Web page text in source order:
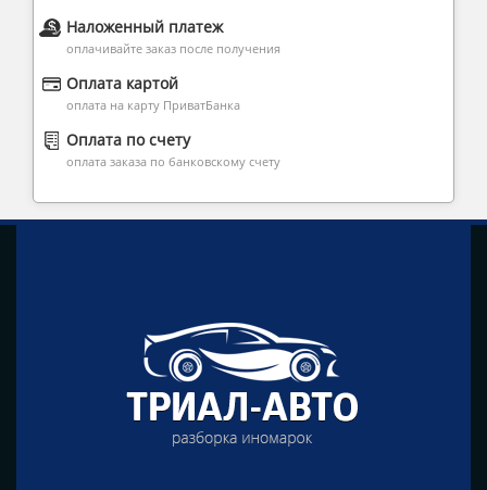
Наложенный платеж
оплачивайте заказ после получения
Оплата картой
оплата на карту ПриватБанка
Оплата по счету
оплата заказа по банковскому счету